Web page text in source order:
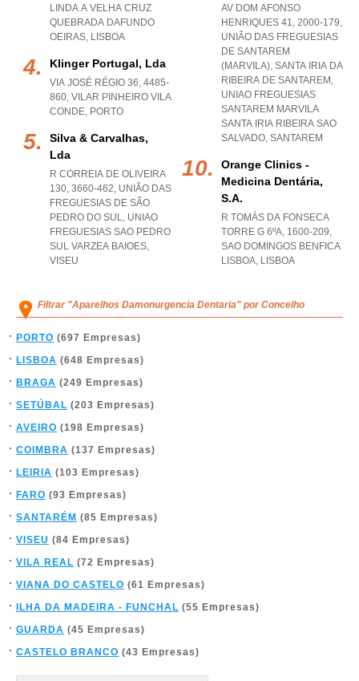
LINDA A VELHA CRUZ
QUEBRADA DAFUNDO
OEIRAS, LISBOA
Klinger Portugal, Lda
VIA JOSÉ RÉGIO 36, 4485-
860, VILAR PINHEIRO VILA
CONDE, PORTO
Silva & Carvalhas,
Lda
R CORREIA DE OLIVEIRA
130, 3660-462, UNIÃO DAS
FREGUESIAS DE SÃO
PEDRO DO SUL, UNIAO
FREGUESIAS SAO PEDRO
SUL VARZEA BAIOES,
VISEU
AV DOM AFONSO
HENRIQUES 41, 2000-179,
UNIÃO DAS FREGUESIAS
DE SANTAREM
(MARVILA), SANTA IRIA DA
RIBEIRA DE SANTAREM ,
UNIAO FREGUESIAS
SANTAREM MARVILA
SANTA IRIA RIBEIRA SAO
SALVADO, SANTAREM
Orange Clinics -
Medicina Dentária,
S.a.
R TOMÁS DA FONSECA
TORRE G 6ºA, 1600-209,
SAO DOMINGOS BENFICA
LISBOA, LISBOA
Filtrar "Aparelhos Damonurgencia Dentaria" por Concelho
PORTO (697 Empresas)
LISBOA (648 Empresas)
BRAGA (249 Empresas)
SETÚBAL (203 Empresas)
AVEIRO (198 Empresas)
COIMBRA (137 Empresas)
LEIRIA (103 Empresas)
FARO (93 Empresas)
SANTARÉM (85 Empresas)
VISEU (84 Empresas)
VILA REAL (72 Empresas)
VIANA DO CASTELO (61 Empresas)
ILHA DA MADEIRA - FUNCHAL (55 Empresas)
GUARDA (45 Empresas)
CASTELO BRANCO (43 Empresas)